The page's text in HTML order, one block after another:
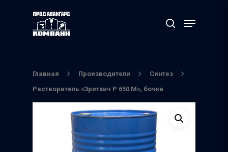
Главная Производители
Синтез
Растворитель «Эриткич Р 650 М», бочка